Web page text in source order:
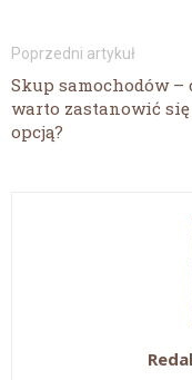
Poprzedni artykuł
Skup samochodów –
warto zastanowić się
opcją?